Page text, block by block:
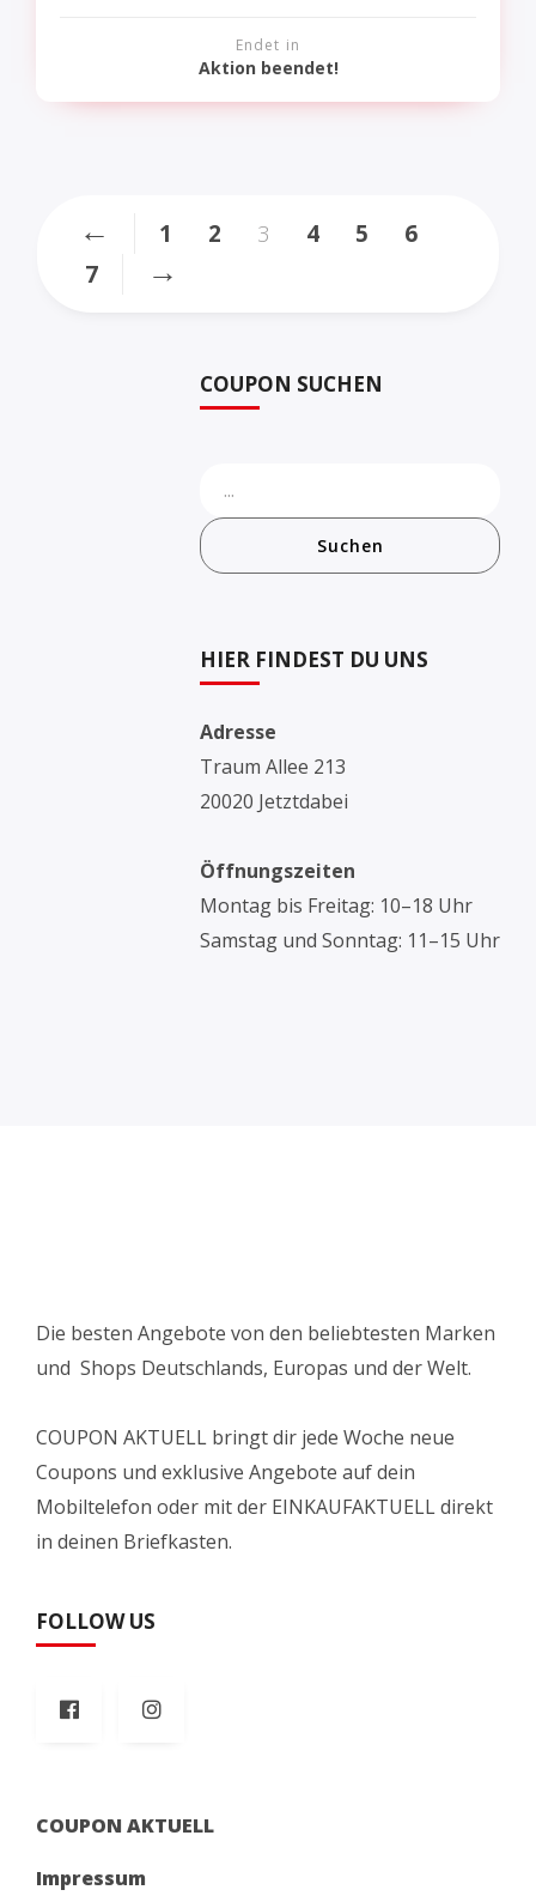
Endet in
Aktion beendet!
← 1 2 3 4 5
6
7
→
COUPON SUCHEN
Suchen
HIER FINDEST DU UNS
Adresse
Traum Allee 213
20020 Jetztdabei
Öffnungszeiten
Montag bis Freitag: 10–18 Uhr
Samstag und Sonntag: 11–15 Uhr
Die besten Angebote von den beliebtesten Marken
und Shops Deutschlands, Europas und der Welt.
COUPON AKTUELL bringt dir jede Woche neue
Coupons und exklusive Angebote auf dein
Mobiltelefon oder mit der EINKAUFAKTUELL direkt
in deinen Briefkasten.
FOLLOW US
COUPON AKTUELL
Impressum